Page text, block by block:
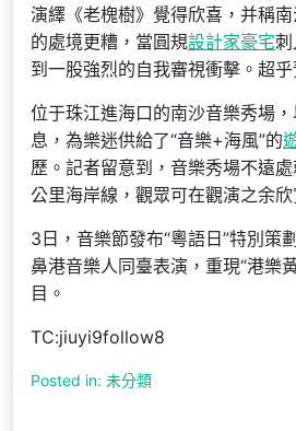
演繹《老槐樹》覺得欣喜，并稱
的處境更糟，當圓規設計家豪宅
到一股強烈的自我審視衝擊。超乎
位于珠江進海口的南沙音樂秀場
息，為樂迷供給了“音樂+海風”的
歷。記者留意到，音樂秀場不遠
公里海岸線，觀眾可在觀演之余欣
3日，音樂節發布“粵語日”特別策劃
鼻港音樂人同臺表演，重現“港樂
目。
TC:jiuyi9follow8
Posted in: 未分類